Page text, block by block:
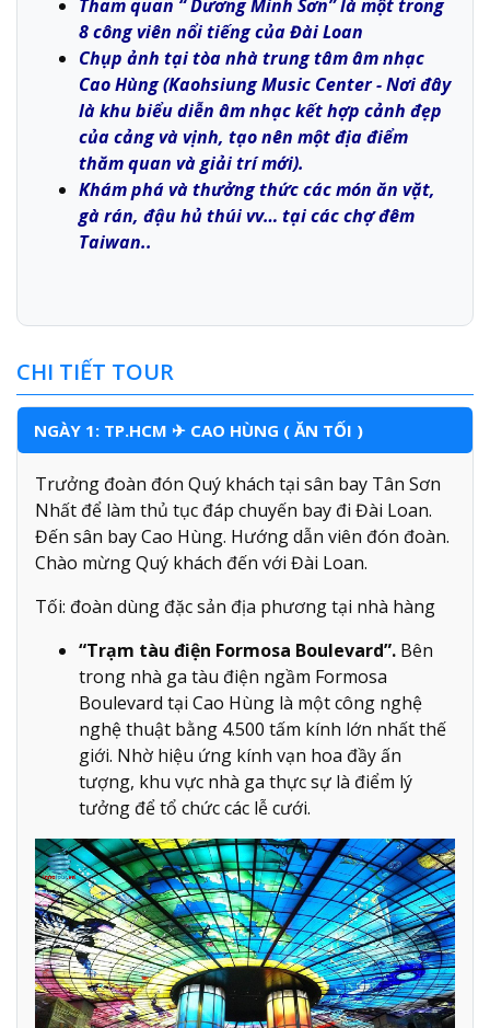
Tham quan “ Dương Minh Sơn” là một trong
8 công viên nổi tiếng của Đài Loan
Chụp ảnh tại tòa nhà trung tâm âm nhạc
Cao Hùng (Kaohsiung Music Center - Nơi đây
là khu biểu diễn âm nhạc kết hợp cảnh đẹp
của cảng và vịnh, tạo nên một địa điểm
thăm quan và giải trí mới).
Khám phá và thưởng thức các món ăn vặt,
gà rán, đậu hủ thúi vv… tại các chợ đêm
Taiwan..
CHI TIẾT TOUR
NGÀY 1: TP.HCM ✈ CAO HÙNG ( ĂN TỐI )
Trưởng đoàn đón Quý khách tại sân bay Tân Sơn
Nhất để làm thủ tục đáp chuyến bay đi Đài Loan.
Đến sân bay Cao Hùng. Hướng dẫn viên đón đoàn.
Chào mừng Quý khách đến với Đài Loan.
Tối: đoàn dùng đặc sản địa phương tại nhà hàng
“Trạm tàu điện Formosa Boulevard”. Bên
trong nhà ga tàu điện ngầm Formosa
Boulevard tại Cao Hùng là một công nghệ
nghệ thuật bằng 4.500 tấm kính lớn nhất thế
giới. Nhờ hiệu ứng kính vạn hoa đầy ấn
tượng, khu vực nhà ga thực sự là điểm lý
tưởng để tổ chức các lễ cưới.